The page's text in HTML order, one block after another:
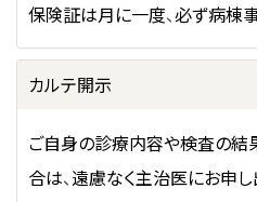
保険証は月に一度、必ず病棟
カルテ開示
ご自身の診療内容や検査の結
合は、遠慮なく主治医にお申し